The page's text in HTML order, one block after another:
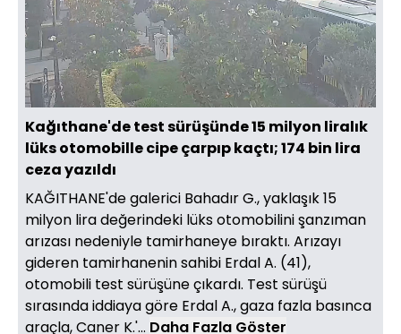
Sesi
Aç
720
Yüklendi
10.61%
Oynatma
Hızı
Kağıthane'de test sürüşünde 15 milyon liralık
lüks otomobille cipe çarpıp kaçtı; 174 bin lira
ceza yazıldı
KAĞITHANE'de galerici Bahadır G., yaklaşık 15
milyon lira değerindeki lüks otomobilini şanzıman
arızası nedeniyle tamirhaneye bıraktı. Arızayı
gideren tamirhanenin sahibi Erdal A. (41),
otomobili test sürüşüne çıkardı. Test sürüşü
sırasında iddiaya göre Erdal A., gaza fazla basınca
araçla, Caner K.'... Daha Fazla Göster